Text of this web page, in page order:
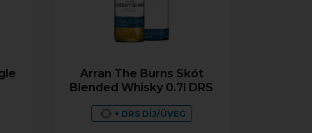
Arran The Burns Skót
Blended Whisky 0.7l DRS
+ DRS DÍJ/ÜVEG